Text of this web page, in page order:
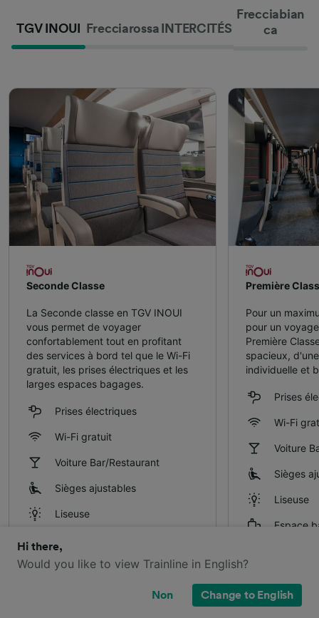
TGV INOUI Frecciarossa INTERCITÉS
Frecciabian
ca
Seconde Classe
La Seconde classe en TGV INOUI
vous permet de voyager
confortablement tout en profitant
des services à bord tel que le Wi-Fi
gratuit, les prises électriques et les
larges espaces bagages.
Prises électriques
Wi-Fi gratuit
Voiture Bar/Restaurant
Sièges ajustables
Liseuse
Plus d'espace
Première
Pour un
pour un
Première
spacieux,
individuelle et
Prises
Wi-Fi
Voiture
Sièges
Liseuse
Espace
Accès
Hi there,
Would you like to view Trainline in English?
Non Change to English